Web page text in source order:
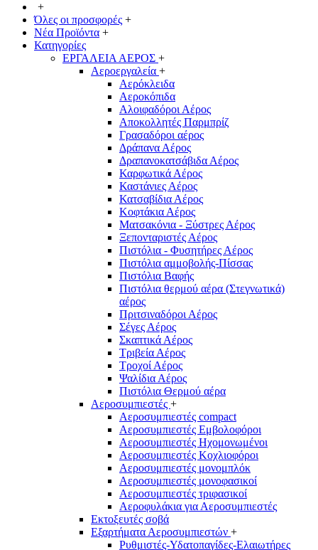
+
Όλες οι προσφορές +
Νέα Προϊόντα +
Κατηγορίες
ΕΡΓΑΛΕΙΑ ΑΕΡΟΣ +
Αεροεργαλεία +
Αερόκλειδα
Αεροκόπιδα
Αλοιφαδόροι Αέρος
Αποκολλητές Παρμπρίζ
Γρασαδόροι αέρος
Δράπανα Αέρος
Δραπανοκατσάβιδα Αέρος
Καρφωτικά Αέρος
Καστάνιες Αέρος
Κατσαβίδια Αέρος
Κοφτάκια Αέρος
Ματσακόνια - Ξύστρες Αέρος
Ξεπονταριστές Αέρος
Πιστόλια - Φυσητήρες Αέρος
Πιστόλια αμμοβολής-Πίσσας
Πιστόλια Βαφής
Πιστόλια θερμού αέρα (Στεγνωτικά)
αέρος
Πριτσιναδόροι Αέρος
Σέγες Αέρος
Σκαπτικά Αέρος
Τριβεία Αέρος
Τροχοί Αέρος
Ψαλίδια Αέρος
Πιστόλια Θερμού αέρα
Αεροσυμπιεστές +
Αεροσυμπιεστές compact
Αεροσυμπιεστές Εμβολοφόροι
Αεροσυμπιεστές Ηχομονωμένοι
Αεροσυμπιεστές Κοχλιοφόροι
Αεροσυμπιεστές μονομπλόκ
Αεροσυμπιεστές μονοφασικοί
Αεροσυμπιεστές τριφασικοί
Αεροφυλάκια για Αεροσυμπιεστές
Εκτοξευτές σοβά
Εξαρτήματα Αεροσυμπιεστών +
Ρυθμιστές-Υδατοπαγίδες-Ελαιωτήρες